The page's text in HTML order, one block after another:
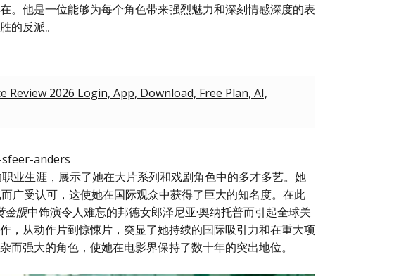
。他是一位能够为每个角色带来强烈魅力和深刻情感深度的表
的反派。
Review 2026 Login, App, Download, Free Plan, AI,
业生涯，展示了她在大片系列和戏剧角色中的多才多艺。她
广受认可，这使她在国际观众中获得了巨大的知名度。在此
金眼中饰演令人难忘的邦德女郎泽尼亚·奥纳托普而引起全球关
，从动作片到惊悚片，突显了她持续的国际吸引力和在重大项
而强大的角色，使她在电影界保持了数十年的突出地位。